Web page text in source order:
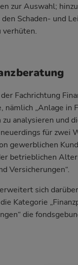
zur Auswahl;
Schaden- und
verhüten.
Fachrichtung
nämlich „Anlage in
analysieren und
für
gewerblichen
betrieblichen
Versicherungen“.
sich
Kategorie
die